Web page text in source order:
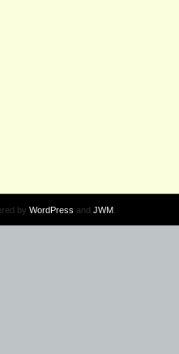
by WordPress and JWM